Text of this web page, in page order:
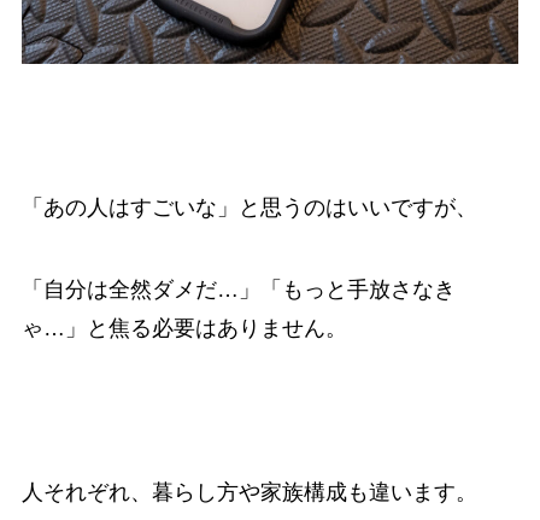
「あの人はすごいな」と思うのはいいですが、
「自分は全然ダメだ…」「もっと手放さなき
ゃ…」と焦る必要はありません。
人それぞれ、暮らし方や家族構成も違います。